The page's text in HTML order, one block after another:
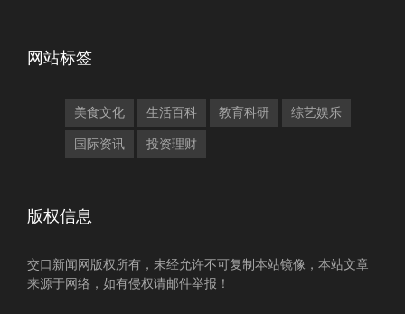
网站标签
美食文化 生活百科 教育科研 综艺娱乐
国际资讯 投资理财
版权信息
交口新闻网版权所有，未经允许不可复制本站镜像，本站文章
来源于网络，如有侵权请邮件举报！